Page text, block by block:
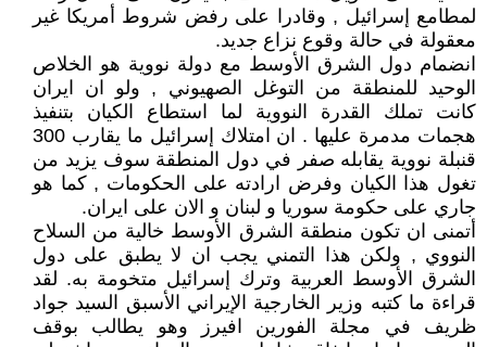
لمطامع إسرائيل , وقادرا على رفض شروط أمريكا غير
معقولة في حالة وقوع نزاع جديد.
انضمام دول الشرق الأوسط مع دولة نووية هو الخلاص
الوحيد للمنطقة من التوغل الصهيوني , ولو ان ايران
كانت تملك القدرة النووية لما استطاع الكيان بتنفيذ
هجمات مدمرة عليها . ان امتلاك إسرائيل ما يقارب 300
قنبلة نووية يقابله صفر في دول المنطقة سوف يزيد من
تغول هذا الكيان وفرض ارادته على الحكومات , كما هو
جاري على حكومة سوريا و لبنان و الان على ايران.
أتمنى ان تكون منطقة الشرق الأوسط خالية من السلاح
النووي , ولكن هذا التمني يجب ان لا يطبق على دول
الشرق الأوسط العربية وترك إسرائيل متخومة به. لقد
قراءة ما كتبه وزير الخارجية الإيراني الأسبق السيد جواد
ظريف في مجلة الفورين افيرز وهو يطالب بوقف